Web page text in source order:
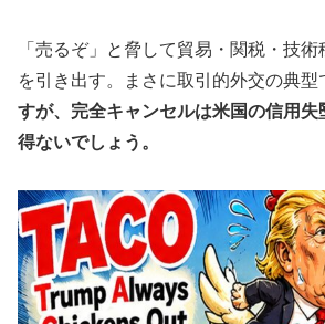
「売るぞ」と脅して貿易・関税・技
を引き出す。まさに取引的外交の典型
すが、完全キャンセルは米国の信用失
得ないでしょう。